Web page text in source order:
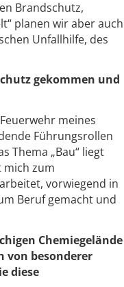
Brandschutz,
planen wir aber auch
Unfallhilfe, des
gekommen und
meines
Führungsrollen
Thema „Bau“ liegt
mich zum
vorwiegend in
Beruf gemacht und
Chemiegelände
von besonderer
diese